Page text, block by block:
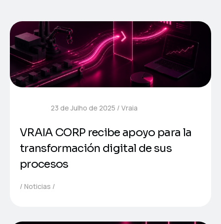
23 de Julho de 2025 Vraia
VRAIA CORP recibe apoyo para la
transformación digital de sus
procesos
Noticias